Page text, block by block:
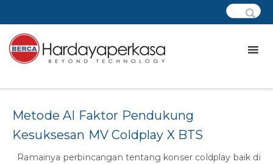
Metode AI Faktor Pendukung
Kesuksesan MV Coldplay X BTS
Ramainya perbincangan tentang konser coldplay baik di